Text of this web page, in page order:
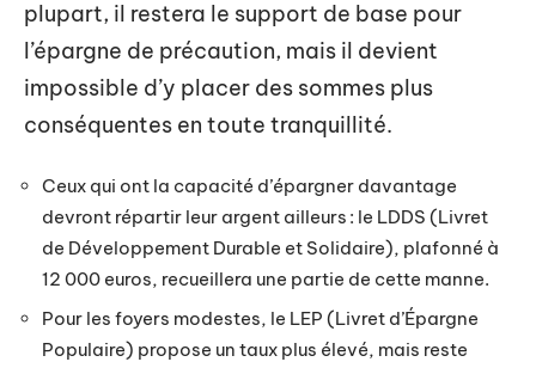
plupart, il restera le support de base pour
l’épargne de précaution, mais il devient
impossible d’y placer des sommes plus
conséquentes en toute tranquillité.
Ceux qui ont la capacité d’épargner davantage
devront répartir leur argent ailleurs : le LDDS (Livret
de Développement Durable et Solidaire), plafonné à
12 000 euros, recueillera une partie de cette manne.
Pour les foyers modestes, le LEP (Livret d’Épargne
Populaire) propose un taux plus élevé, mais reste